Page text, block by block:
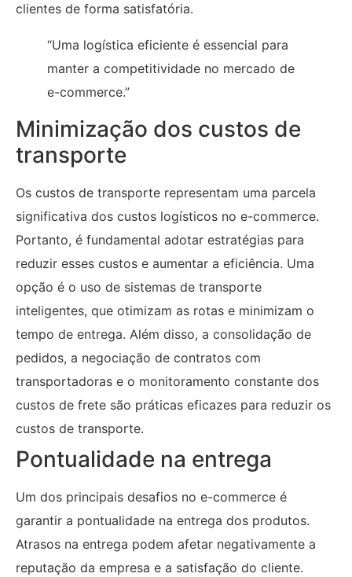
clientes de forma satisfatória.
“Uma logística eficiente é essencial para
manter a competitividade no mercado de
e-commerce.”
Minimização dos custos de
transporte
Os custos de transporte representam uma parcela
significativa dos custos logísticos no e-commerce.
Portanto, é fundamental adotar estratégias para
reduzir esses custos e aumentar a eficiência. Uma
opção é o uso de sistemas de transporte
inteligentes, que otimizam as rotas e minimizam o
tempo de entrega. Além disso, a consolidação de
pedidos, a negociação de contratos com
transportadoras e o monitoramento constante dos
custos de frete são práticas eficazes para reduzir os
custos de transporte.
Pontualidade na entrega
Um dos principais desafios no e-commerce é
garantir a pontualidade na entrega dos produtos.
Atrasos na entrega podem afetar negativamente a
reputação da empresa e a satisfação do cliente.